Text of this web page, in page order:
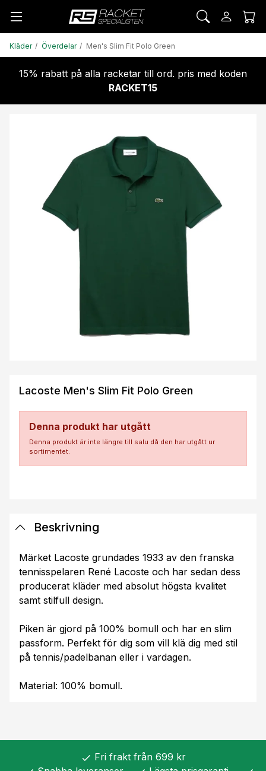
Kläder Överdelar Men's Slim Fit Polo Green
15% rabatt på alla racketar till ord. pris med koden
RACKET15
Lacoste Men's Slim Fit Polo Green
Denna produkt har utgått
Denna produkt är inte längre till salu då den har utgått ur
sortimentet.
Beskrivning
Märket Lacoste grundades 1933 av den franska
tennisspelaren René Lacoste och har sedan dess
producerat kläder med absolut högsta kvalitet
samt stilfull design.
Piken är gjord på 100% bomull och har en slim
passform. Perfekt för dig som vill klä dig med stil
på tennis/padelbanan eller i vardagen.
Material: 100% bomull.
check Fri frakt från 699 kr